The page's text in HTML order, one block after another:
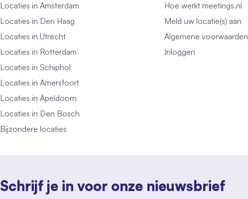
Locaties in Amsterdam
Locaties in Den Haag
Locaties in Utrecht
Locaties in Rotterdam
Locaties in Schiphol
Locaties in Amersfoort
Locaties in Apeldoorn
Locaties in Den Bosch
Bijzondere locaties
Hoe werkt meetings.nl
Meld uw locatie(s) aan
Algemene voorwaarden
Inloggen
Schrijf je in voor onze nieuwsbrief